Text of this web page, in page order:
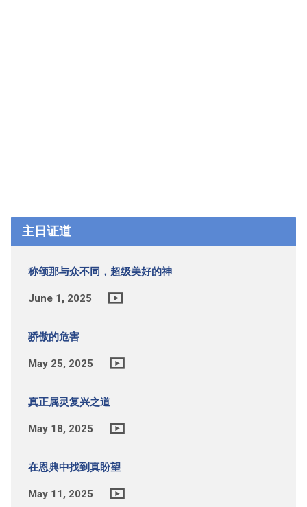
主日证道
称颂那与众不同，超级美好的神
June 1, 2025
骄傲的危害
May 25, 2025
真正属灵复兴之道
May 18, 2025
在恩典中找到真盼望
May 11, 2025